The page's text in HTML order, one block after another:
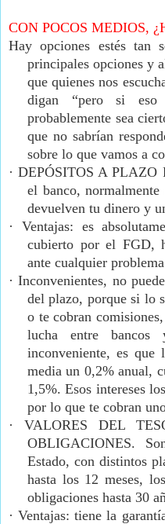
CON POCOS MEDIOS,
Hay opciones estés tan
principales opciones y
que quienes nos
digan “pero si
probablemente sea
que no sabrían
sobre lo que vamos a
·DEPÓSITOS A PLAZO
el banco,
devuelven tu dinero y
·
Ventajas: es
cubierto por el FGD,
ante cualquier
· Inconvenientes, no
del plazo, porque si lo
o te cobran
lucha entre
inconveniente, es que
media un 0,2% anual,
1,5%. Esos intereses
por lo que te cobran
·
VALORES DEL
OBLIGACIONES.
Estado, con distintos
hasta los 12 meses,
obligaciones hasta 30
· Ventajas: tiene la